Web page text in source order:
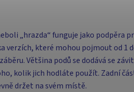
„hrazda“ funguje jako
verzích, které mohou pojmout od 1
Většina podů se dodává se
kolik jich hodláte použít. Zadní
držet na svém místě.